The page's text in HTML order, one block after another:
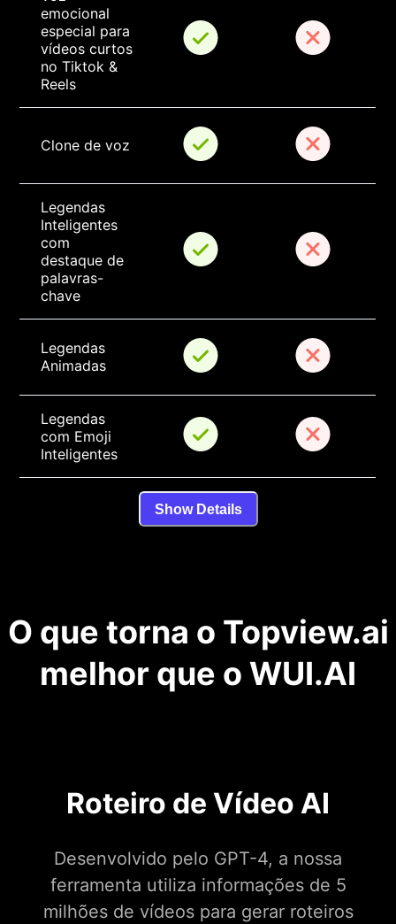
emocional
especial para
vídeos curtos
no Tiktok &
Reels
Clone de voz
Legendas
Inteligentes
com
destaque de
palavras-
chave
Legendas
Animadas
Legendas
com Emoji
Inteligentes
Show Details
O que torna o Topview.ai
melhor que o WUI.AI
Roteiro de Vídeo AI
Desenvolvido pelo GPT-4, a nossa
ferramenta utiliza informações de 5
milhões de vídeos para gerar roteiros